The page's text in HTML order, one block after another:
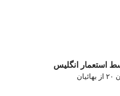
استعمار انگلیس